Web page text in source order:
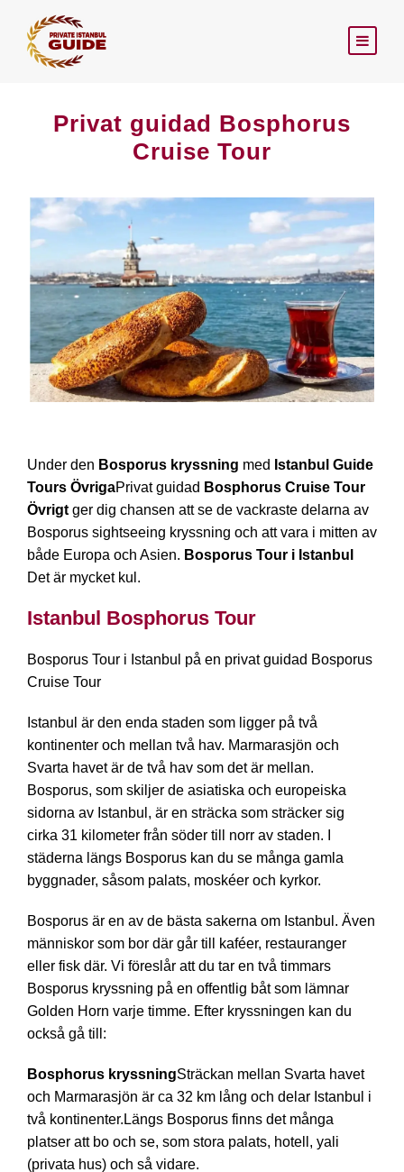
Privat guidad Bosphorus
Cruise Tour
Under den Bosporus kryssning med Istanbul Guide
Tours ÖvrigaPrivat guidad Bosphorus Cruise Tour
Övrigt ger dig chansen att se de vackraste delarna av
Bosporus sightseeing kryssning och att vara i mitten av
både Europa och Asien. Bosporus Tour i Istanbul
Det är mycket kul.
Istanbul Bosphorus Tour
Bosporus Tour i Istanbul på en privat guidad Bosporus
Cruise Tour
Istanbul är den enda staden som ligger på två
kontinenter och mellan två hav. Marmarasjön och
Svarta havet är de två hav som det är mellan.
Bosporus, som skiljer de asiatiska och europeiska
sidorna av Istanbul, är en sträcka som sträcker sig
cirka 31 kilometer från söder till norr av staden. I
städerna längs Bosporus kan du se många gamla
byggnader, såsom palats, moskéer och kyrkor.
Bosporus är en av de bästa sakerna om Istanbul. Även
människor som bor där går till kaféer, restauranger
eller fisk där. Vi föreslår att du tar en två timmars
Bosporus kryssning på en offentlig båt som lämnar
Golden Horn varje timme. Efter kryssningen kan du
också gå till:
Bosphorus kryssningSträckan mellan Svarta havet
och Marmarasjön är ca 32 km lång och delar Istanbul i
två kontinenter.Längs Bosporus finns det många
platser att bo och se, som stora palats, hotell, yali
(privata hus) och så vidare.